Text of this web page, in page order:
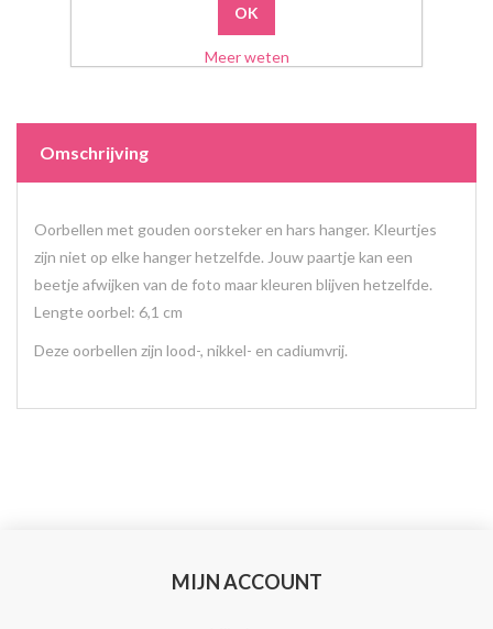
Omschrijving
Oorbellen met gouden oorsteker en hars hanger. Kleurtjes
zijn niet op elke hanger hetzelfde. Jouw paartje kan een
beetje afwijken van de foto maar kleuren blijven hetzelfde.
Lengte oorbel: 6,1 cm
Deze oorbellen zijn lood-, nikkel- en cadiumvrij.
MIJN ACCOUNT
Meer weten